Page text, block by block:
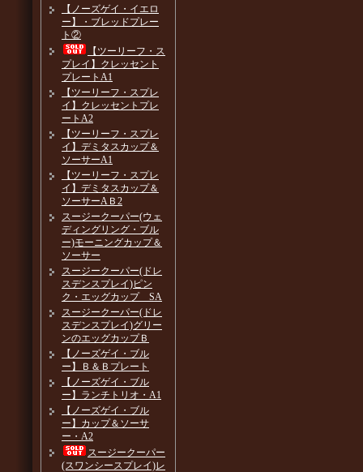
【ノーズゲイ・イエロ
ー】・ブレッドプレー
ト②
【ツーリーフ・ス
プレイ】クレッセント
プレートA1
【ツーリーフ・スプレ
イ】クレッセントプレ
ートA2
【ツーリーフ・スプレ
イ】デミタスカップ＆
ソーサーA1
【ツーリーフ・スプレ
イ】デミタスカップ＆
ソーサーAＢ2
スージークーパー(ウェ
ディングリング・ブル
ー)モーニングカップ＆
ソーサー
スージークーパー(ドレ
スデンスプレイ)ピン
ク・エッグカップ SA
スージークーパー(ドレ
スデンスプレイ)グリー
ンのエッグカップＢ
【ノーズゲイ・ブル
ー】Ｂ＆Ｂプレート
【ノーズゲイ・ブル
ー】ランチトリオ・A1
【ノーズゲイ・ブル
ー】カップ＆ソーサ
ー・A2
スージークーパー
(スワンシースプレイ)レ